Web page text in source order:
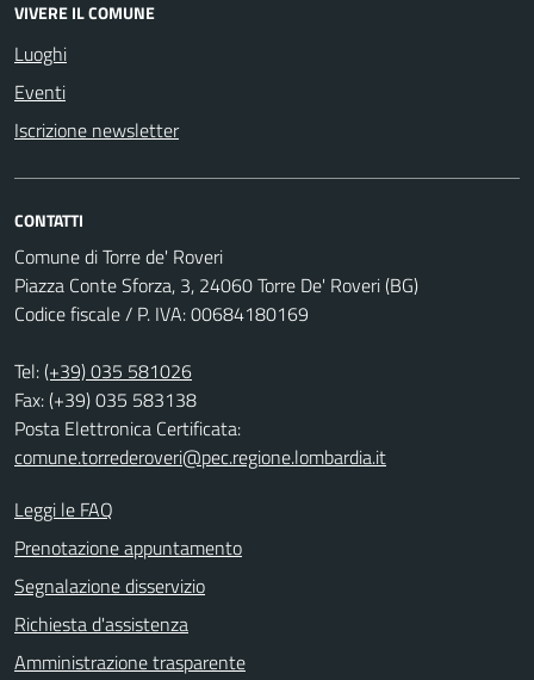
VIVERE IL COMUNE
Luoghi
Eventi
Iscrizione newsletter
CONTATTI
Comune di Torre de' Roveri
Piazza Conte Sforza, 3, 24060 Torre De' Roveri (BG)
Codice fiscale / P. IVA: 00684180169
Tel:(+39) 035 581026
Fax: (+39) 035 583138
Posta Elettronica Certificata:
comune.torrederoveri@pec.regione.lombardia.it
Leggi le FAQ
Prenotazione appuntamento
Segnalazione disservizio
Richiesta d'assistenza
Amministrazione trasparente